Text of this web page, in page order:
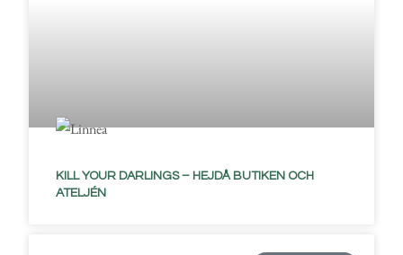
KILL YOUR DARLINGS – HEJDÅ BUTIKEN OCH
ATELJÉN